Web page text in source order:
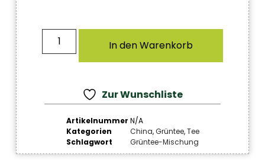
In den Warenkorb
Zur Wunschliste
Artikelnummer N/A
Kategorien
China,Grüntee,Tee
Schlagwort
Grüntee-Mischung